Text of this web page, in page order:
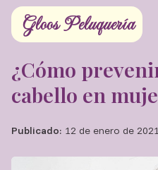
Gloos Peluquería
¿Cómo
cabello en
Publicado: 12 de enero de